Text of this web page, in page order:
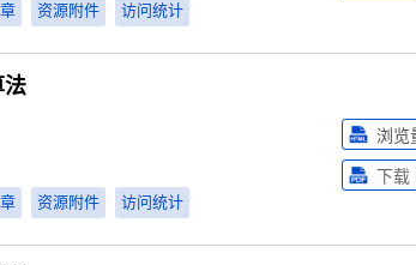
资源附件 访问统计
法
资源附件 访问统计
浏览
下载